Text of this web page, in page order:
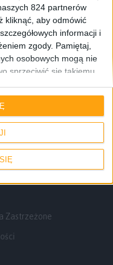
824 partnerów
kliknąć, aby odmówić
informacji i
zgody. Pamiętaj,
osobowych mogą nie
sprzeciwić się takiemu
zmienić swoje
na tę stronę i klikając
Co można
Zastrzeżone